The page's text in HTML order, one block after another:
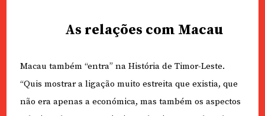
As relações com Macau
Macau também “entra” na História de Timor-Leste.
“Quis mostrar a ligação muito estreita que existia, que
não era apenas a económica, mas também os aspectos